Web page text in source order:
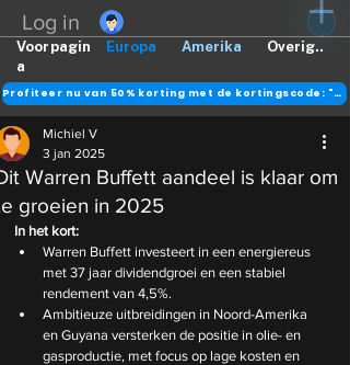
Log in
Europa Amerika Overig..
Voorpagin
a
Profiteer nu van 50% korting met de kortingscode: "DANK"
Warren Buffett aandeel is klaar om
groeien in 2025
Michiel V
3 jan 2025
In het kort:
Warren Buffett investeert in een energiereus
met 37 jaar dividendgroei en een stabiel
rendement van 4,5%.
Ambitieuze uitbreidingen in Noord-Amerika
en Guyana versterken de positie in olie- en
gasproductie, met focus op lage kosten en